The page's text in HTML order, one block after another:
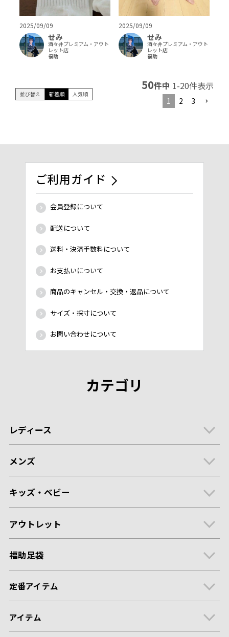
2025/09/09
せみ
酒々井プレミアム・アウト
レット店
福助
2025/09/09
せみ
酒々井プレミアム・アウト
レット店
福助
並び替え 新着順 人気順
50件中 1-20件表示
1 2 3
ご利用ガイド
会員登録について
配送について
送料・決済手数料について
お支払いについて
商品のキャンセル・交換・返品について
サイズ・採寸について
お問い合わせについて
カテゴリ
レディース
メンズ
キッズ・ベビー
アウトレット
福助足袋
定番アイテム
アイテム